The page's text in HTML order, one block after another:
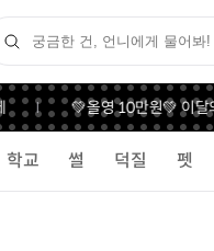
💚올영 10만원💚 이달의 언
학교 썰 덕질 펫